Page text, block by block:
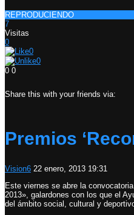
REPRODUCIENDO
7
Visitas
0
0
0
0 0
Share this with your friends via:
Premios
Vision6 22 enero, 2013 19:31
Este viernes se abre la
2013», galardones con los que el
del ámbito social, cultural y